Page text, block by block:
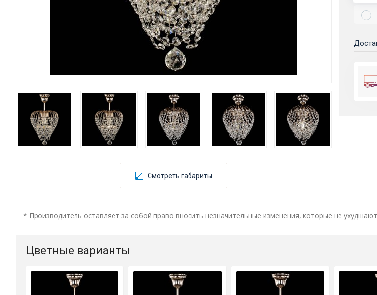
Смотреть габариты
* Производитель оставляет за собой право вносить незначительные изменения, которые не
Цветные варианты